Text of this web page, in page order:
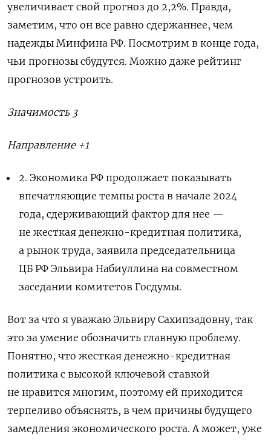
увеличивает свой прогноз до 2,2%. Правда,
заметим, что он все равно сдержаннее, чем
надежды Минфина РФ. Посмотрим в конце года,
чьи прогнозы сбудутся. Можно даже рейтинг
прогнозов устроить.
Значимость 3
Направление +1
2.Экономика РФ продолжает показывать
впечатляющие темпы роста в начале 2024
года, сдерживающий фактор для нее —
не жесткая денежно-кредитная политика,
а рынок труда, заявила председательница
ЦБ РФ Эльвира Набиуллина на совместном
заседании комитетов Госдумы.
Вот за что я уважаю Эльвиру Сахипзадовну, так
это за умение обозначить главную проблему.
Понятно, что жесткая денежно-кредитная
политика с высокой ключевой ставкой
не нравится многим, поэтому ей приходится
терпеливо объяснять, в чем причины будущего
замедления экономического роста. А может, уже